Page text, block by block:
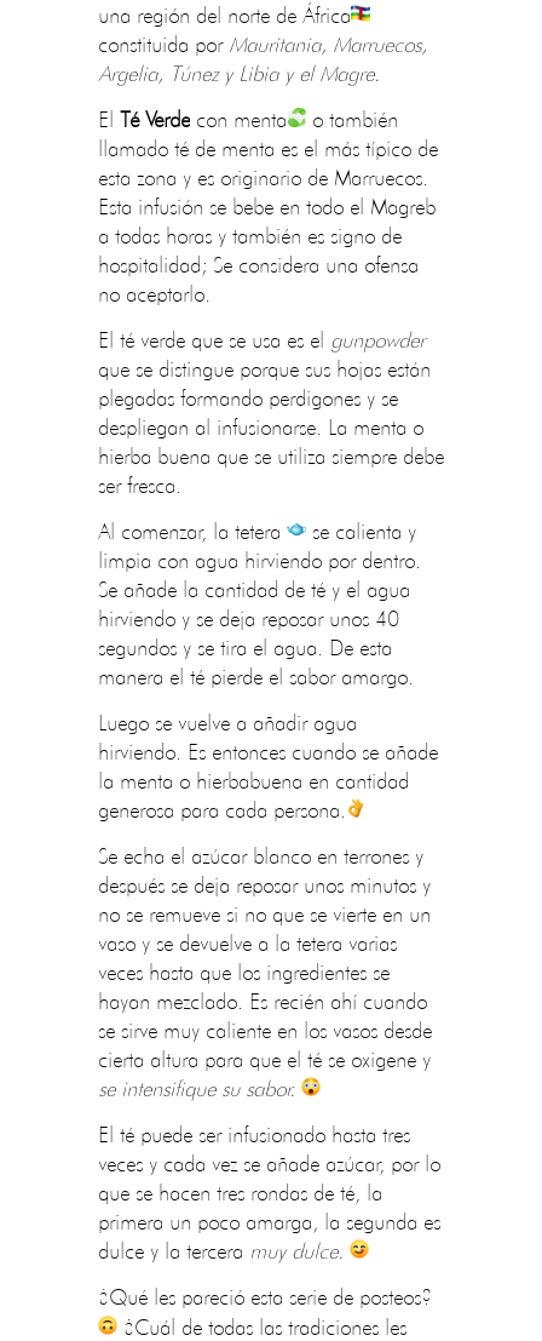
una región del norte de África
constituida por Mauritania, Marruecos,
Argelia, Túnez y Libia y el Magre.
El Té Verdecon menta
o también
llamado té de menta es el más típico de
esta zona y es originario de Marruecos.
Esta infusión se bebe en todo el Magreb
a todas horas y también es signo de
hospitalidad; Se considera una ofensa
no aceptarlo.
El té verde que se usa es el gunpowder
que se distingue porque sus hojas están
plegadas formando perdigones y se
despliegan al infusionarse. La menta o
hierba buena que se utiliza siempre debe
ser fresca.
Al comenzar, la tetera
se calienta y
limpia con agua hirviendo por dentro.
Se añade la cantidad de té y el agua
hirviendo y se deja reposar unos 40
segundos y se tira el agua. De esta
manera el té pierde el sabor amargo.
Luego se vuelve a añadir agua
hirviendo. Es entonces cuando se añade
la menta o hierbabuena en cantidad
generosa para cada persona.
Se echa el azúcar blanco en terrones y
después se deja reposar unos minutos y
no se remueve si no que se vierte en un
vaso y se devuelve a la tetera varias
veces hasta que los ingredientes se
hayan mezclado. Es recién ahí cuando
se sirve muy caliente en los vasos desde
cierta altura para que el té se oxigene y
se intensifique su sabor.
El té puede ser infusionado hasta tres
veces y cada vez se añade azúcar, por lo
que se hacen tres rondas de té, la
primera un poco amarga, la segunda es
dulce y la tercera muy dulce.
¿Qué les pareció esta serie de posteos?
¿Cuál de todas las tradiciones les